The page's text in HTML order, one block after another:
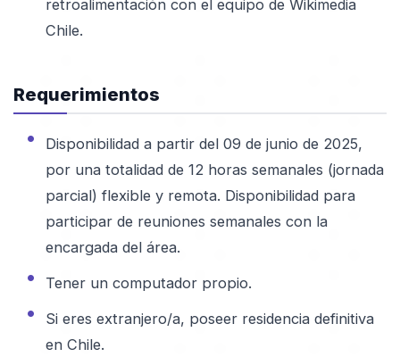
retroalimentación con el equipo de Wikimedia
Chile.
Requerimientos
Disponibilidad a partir del 09 de junio de 2025,
por una totalidad de 12 horas semanales (jornada
parcial) flexible y remota. Disponibilidad para
participar de reuniones semanales con la
encargada del área.
Tener un computador propio.
Si eres extranjero/a, poseer residencia definitiva
en Chile.